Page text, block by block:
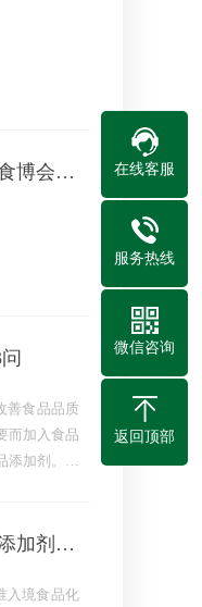
相聚有时，合作永续！泰庆检测郑州食博会参展之旅圆满收官
善食品品质
而加入食品
添加剂。问
物质，即
706批进境食品未准入境！2026年5月添加剂与标签问题占比过半
入境食品化
在线客服
服务热线
微信咨询
返回顶部